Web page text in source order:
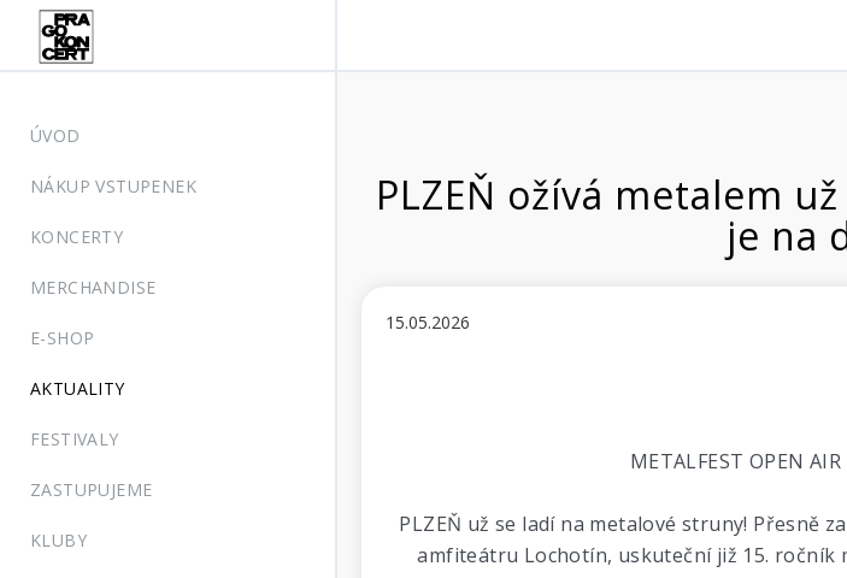
ÚVOD
NÁKUP VSTUPENEK
KONCERTY
MERCHANDISE
E-SHOP
AKTUALITY
FESTIVALY
ZASTUPUJEME
KLUBY
PLZEŇ ožívá metalem už
je na
15.05.2026
METALFEST OPEN
PLZEŇ už se ladí na metalové struny! Přesně
amfiteátru Lochotín, uskuteční již 15. ročník